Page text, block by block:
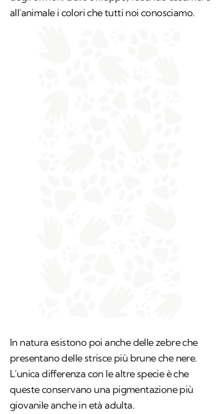
all'animale i colori che tutti noi conosciamo.
In natura esistono poi anche delle zebre che
presentano delle strisce più brune che nere.
L'unica differenza con le altre specie è che
queste conservano una pigmentazione più
giovanile anche in età adulta.